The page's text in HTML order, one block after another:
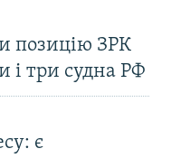
позицію ЗРК
і три судна РФ
є